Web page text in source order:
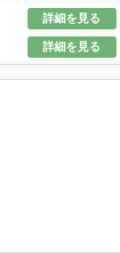
詳細を見る
詳細を見る